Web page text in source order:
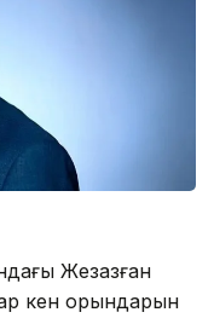
Жезқазған
кен орындарын